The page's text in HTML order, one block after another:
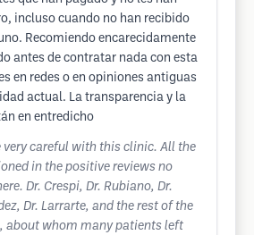
incluso cuando no han recibido
Recomiendo encarecidamente
antes de contratar nada con esta
en redes o en opiniones antiguas
actual. La transparencia y la
en entredicho
very careful with this clinic. All the
in the positive reviews no
Dr. Crespi, Dr. Rubiano, Dr.
Dr. Larrarte, and the rest of the
about whom many patients left